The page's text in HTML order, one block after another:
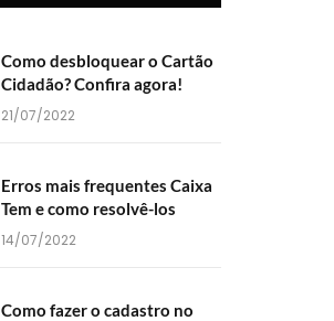
Como desbloquear o Cartão
Cidadão? Confira agora!
21/07/2022
Erros mais frequentes Caixa
Tem e como resolvê-los
14/07/2022
Como fazer o cadastro no